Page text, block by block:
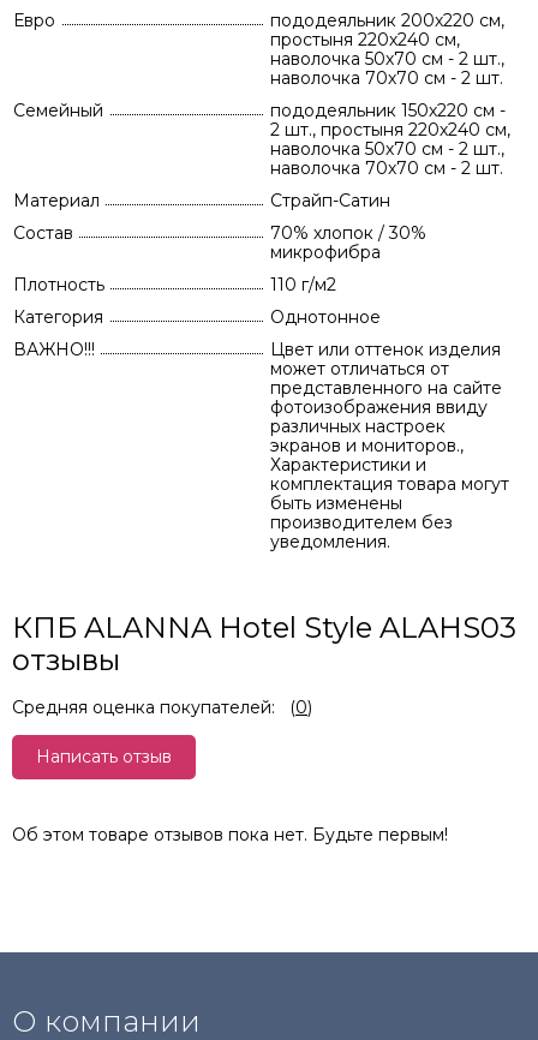
Евро
пододеяльник 200х220 см,
простыня 220х240 см,
наволочка 50х70 см - 2 шт.,
наволочка 70х70 см - 2 шт.
Семейный
пододеяльник 150х220 см -
2 шт., простыня 220х240 см,
наволочка 50х70 см - 2 шт.,
наволочка 70х70 см - 2 шт.
Материал
Страйп-Сатин
Состав
70% хлопок / 30%
микрофибра
Плотность
110 г/м2
Категория
Однотонное
ВАЖНО!!!
Цвет или оттенок изделия
может отличаться от
представленного на сайте
фотоизображения ввиду
различных настроек
экранов и мониторов.,
Характеристики и
комплектация товара могут
быть изменены
производителем без
уведомления.
КПБ ALANNA Hotel Style ALAHS03
отзывы
Средняя оценка покупателей: (0)
Написать отзыв
Об этом товаре отзывов пока нет. Будьте первым!
О компании